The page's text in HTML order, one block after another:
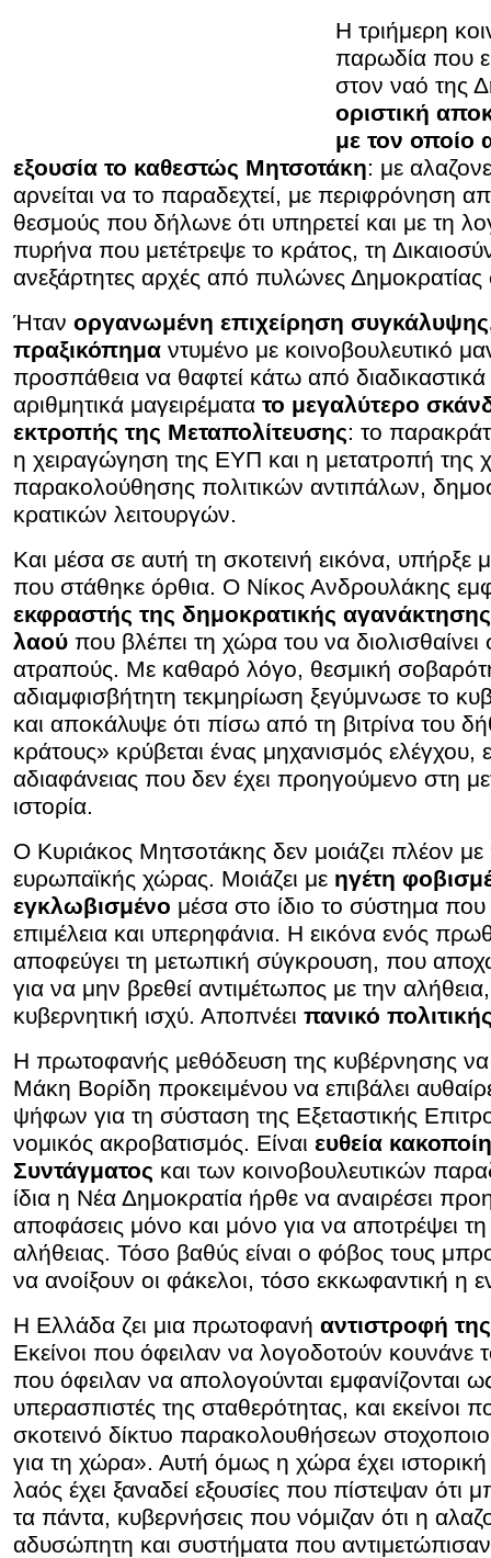
Η τριήμερη
παρωδία που
στον ναό της
οριστική
με τον οποίο
εξουσία το καθεστώς Μητσοτάκη: με
αρνείται να το παραδεχτεί, με περιφρόνηση
θεσμούς που δήλωνε ότι υπηρετεί και με τη
πυρήνα που μετέτρεψε το κράτος, τη
ανεξάρτητες αρχές από πυλώνες Δημοκρατίας
Ήταν οργανωμένη επιχείρηση
πραξικόπημα ντυμένο με κοινοβουλευτικό
προσπάθεια να θαφτεί κάτω από διαδικαστικά
αριθμητικά μαγειρέματα το μεγαλύτερο
εκτροπής της Μεταπολίτευσης: το
η χειραγώγηση της ΕΥΠ και η μετατροπή της
παρακολούθησης πολιτικών αντιπάλων,
κρατικών λειτουργών.
Και μέσα σε αυτή τη σκοτεινή εικόνα, υπήρξε
που στάθηκε όρθια. Ο Νίκος Ανδρουλάκης
εκφραστής της δημοκρατικής
λαού που βλέπει τη χώρα του να διολισθαίνει
ατραπούς. Με καθαρό λόγο, θεσμική
αδιαμφισβήτητη τεκμηρίωση ξεγύμνωσε το
και αποκάλυψε ότι πίσω από τη βιτρίνα του
κράτους» κρύβεται ένας μηχανισμός ελέγχου,
αδιαφάνειας που δεν έχει προηγούμενο στη
ιστορία.
Ο Κυριάκος Μητσοτάκης δεν μοιάζει πλέον
ευρωπαϊκής χώρας. Μοιάζει με ηγέτη
εγκλωβισμένο μέσα στο ίδιο το σύστημα που
επιμέλεια και υπερηφάνια. Η εικόνα ενός
αποφεύγει τη μετωπική σύγκρουση, που
για να μην βρεθεί αντιμέτωπος με την
κυβερνητική ισχύ. Αποπνέει πανικό
Η πρωτοφανής μεθόδευση της κυβέρνησης να
Μάκη Βορίδη προκειμένου να επιβάλει
ψήφων για τη σύσταση της Εξεταστικής
νομικός ακροβατισμός. Είναι ευθεία
Συντάγματος και των κοινοβουλευτικών
ίδια η Νέα Δημοκρατία ήρθε να αναιρέσει
αποφάσεις μόνο και μόνο για να αποτρέψει τη
αλήθειας. Τόσο βαθύς είναι ο φόβος τους
να ανοίξουν οι φάκελοι, τόσο εκκωφαντική η
Η Ελλάδα ζει μια πρωτοφανή αντιστροφή
Εκείνοι που όφειλαν να λογοδοτούν κουνάνε
που όφειλαν να απολογούνται εμφανίζονται
υπερασπιστές της σταθερότητας, και εκείνοι
σκοτεινό δίκτυο παρακολουθήσεων
για τη χώρα». Αυτή όμως η χώρα έχει
λαός έχει ξαναδεί εξουσίες που πίστεψαν ότι
τα πάντα, κυβερνήσεις που νόμιζαν ότι η
αδυσώπητη και συστήματα που